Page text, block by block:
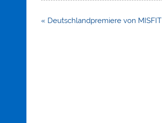
Beitragsnavigation
« Deutschlandpremiere von MISFIT